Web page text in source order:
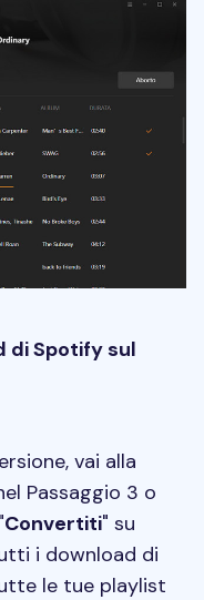
di Spotify sul
vai alla
Passaggio 3 o
Convertiti" su
i download di
le tue playlist